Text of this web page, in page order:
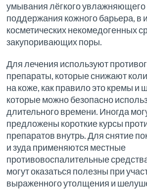
умывания лёгкого
поддержания кожного барьера, в
косметических некомедогенных
закупоривающих поры.
Для лечения используют
препараты, которые снижают
на коже, как правило это кремы и
которые можно безопасно
длительного времени. Иногда
предложены короткие курсы
препаратов внутрь. Для снятие
и зуда применяются местные
противовоспалительные
могут оказаться полезны при
выраженного утолщения и